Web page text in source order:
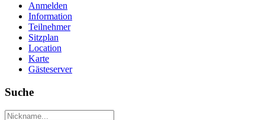
Anmelden
Information
Teilnehmer
Sitzplan
Location
Karte
Gästeserver
Suche